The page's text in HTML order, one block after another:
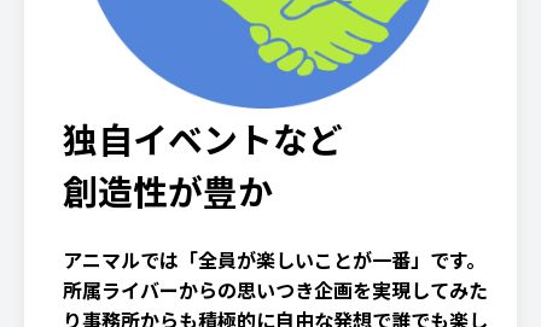
独自イベントなど
創造性が豊か
アニマルでは「全員が楽しいことが一番」です。
所属ライバーからの思いつき企画を実現してみた
り事務所からも積極的に自由な発想で誰でも楽し